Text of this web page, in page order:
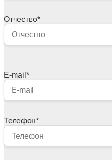
Отчество*
E-mail *
Телефон*